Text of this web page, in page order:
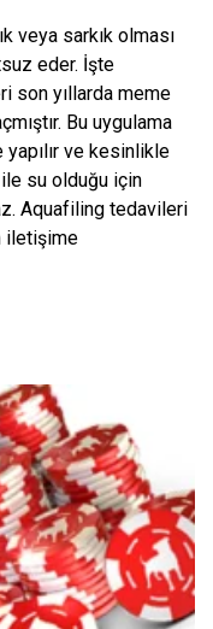
veya sarkık olması
eder. İşte
son yıllarda meme
Bu uygulama
ve kesinlikle
su olduğu için
Aquafiling tedavileri
iletişime